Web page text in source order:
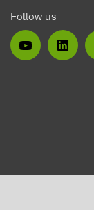
Follow us